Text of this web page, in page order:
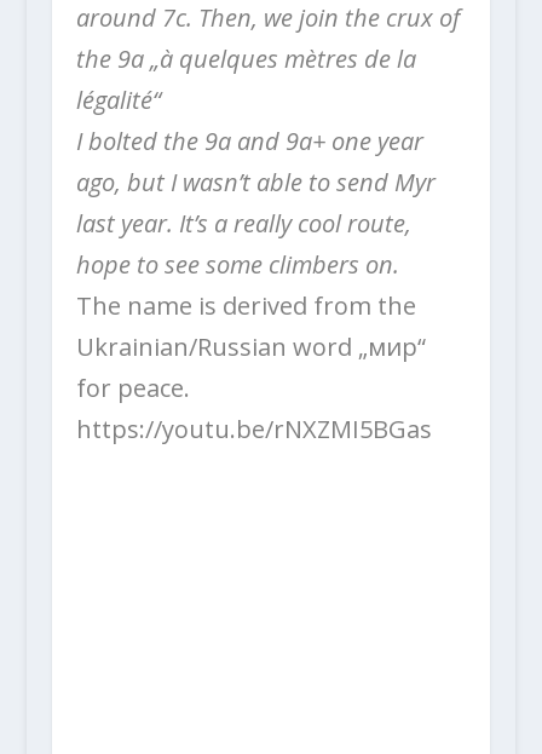
around 7c. Then, we join the crux of
the 9a „à quelques mètres de la
légalité“
I bolted the 9a and 9a+ one year
ago, but I wasn’t able to send Myr
last year. It’s a really cool route,
hope to see some climbers on.
The name is derived from the
Ukrainian/Russian word „мир“
for peace.
https://youtu.be/rNXZMI5BGas